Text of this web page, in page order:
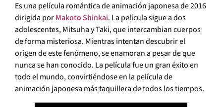
Es una película romántica de animación japonesa de 2016
dirigida porMakoto Shinkai. La película sigue a dos
adolescentes, Mitsuha y Taki, que intercambian cuerpos
de forma misteriosa. Mientras intentan descubrir el
origen de este fenómeno, se enamoran a pesar de que
nunca se han conocido. La película fue un gran éxito en
todo el mundo, convirtiéndose en la película de
animación japonesa más taquillera de todos los tiempos.